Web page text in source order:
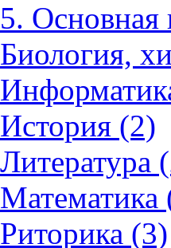
5. Основная
Биология,
История (2)
Литература
Математика
Риторика (3)